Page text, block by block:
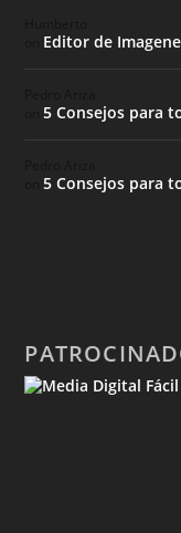
Editor de
on5 Consejos para
on5 Consejos para